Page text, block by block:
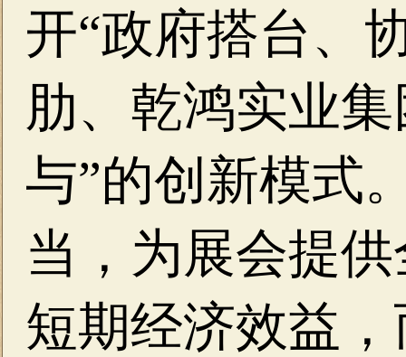
开“政府搭台、
肋、乾鸿实业
与”的创新模式
当，为展会提
短期经济效益